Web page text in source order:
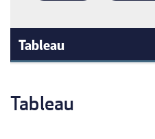
Tableau
Tableau